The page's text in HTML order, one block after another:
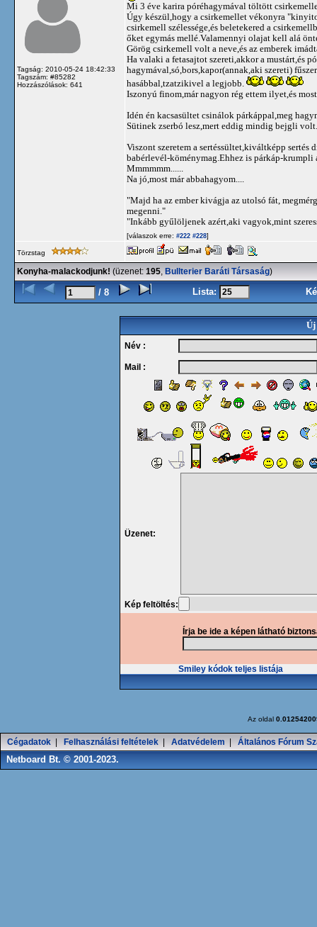
Tagság: 2010-05-24 18:42:33
Tagszám: #85282
Hozzászólások: 641
Mi 3 éve karira póréhagymával töltött
Úgy készül,hogy a csirkemellet vékonyra
csirkemell szélessége,és beletekered a
őket egymás mellé.Valamennyi olajat kell alá
Görög csirkemell volt a neve,és az emberek
Ha valaki a fetasajtot szereti,akkor a mustárt,és
hagymával,só,bors,kapor(annak,aki szereti)
hasábbal,tzatzikivel a legjobb.
Iszonyú finom,már nagyon rég ettem ilyet,és
Idén én kacsasültet csinálok párkáppal,meg
Sütinek zserbó lesz,mert eddig mindig bejgli volt.
Viszont szeretem a sertéssültet,kiváltképp sertés
babérlevél-köménymag.Ehhez is párkáp-krumpli
Mmmmmm......
Na jó,most már abbahagyom....
"Majd ha az ember kivágja az utolsó fát,
megenni."
"Inkább gyűlöljenek azért,aki vagyok,mint
[válaszok erre: #222 #228]
Törzstag
Konyha-malackodjunk! (üzenet: 195, Bullterier Baráti Társaság)
/ 8 Lista:
Új
Név :
Mail :
Üzenet:
Kép feltöltés:
Írja be ide a képen látható
Smiley kódok teljes listája
Az oldal
Cégadatok Felhasználási feltételek Adatvédelem Általános Fórum
Netboard Bt. © 2001-2023.